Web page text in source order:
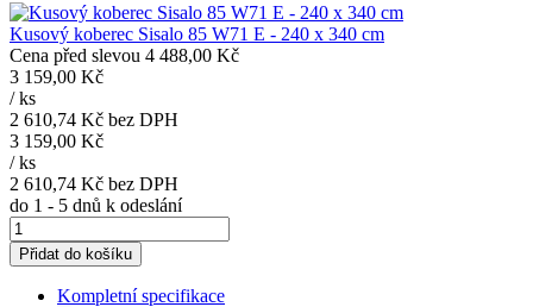
Kusový koberec Sisalo 85 W71 E - 240 x 340 cm
Cena před slevou 4 488,00 Kč
3 159,00 Kč
/ks
2 610,74 Kč bez DPH
3 159,00 Kč
/ks
2 610,74 Kč bez DPH
do 1 - 5 dnů k odeslání
Přidat do košíku
Kompletní specifikace